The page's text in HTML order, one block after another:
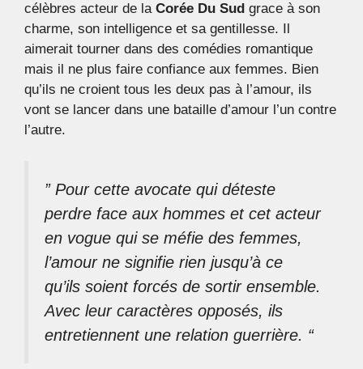
célèbres acteur de la Corée Du Sud grace à son
charme, son intelligence et sa gentillesse. Il
aimerait tourner dans des comédies romantique
mais il ne plus faire confiance aux femmes. Bien
qu’ils ne croient tous les deux pas à l’amour, ils
vont se lancer dans une bataille d’amour l’un contre
l’autre.
” Pour cette avocate qui déteste
perdre face aux hommes et cet acteur
en vogue qui se méfie des femmes,
l’amour ne signifie rien jusqu’à ce
qu’ils soient forcés de sortir ensemble.
Avec leur caractères opposés, ils
entretiennent une relation guerrière. “